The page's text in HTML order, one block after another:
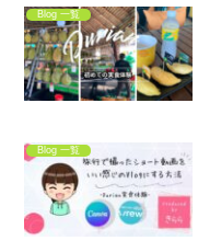
Blog 一覧
Blog 一覧